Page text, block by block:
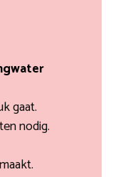
gaat.
nodig.